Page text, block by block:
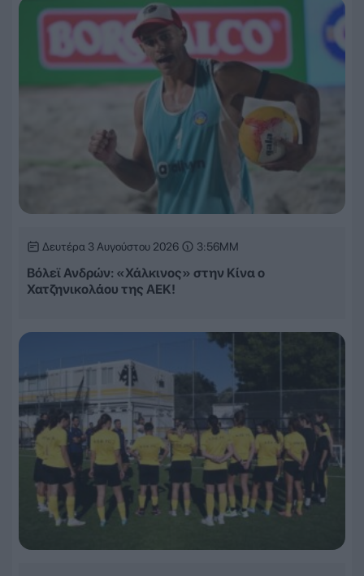
Δευτέρα 3 Αυγούστου 2026 3:56ΜΜ
Βόλεϊ Ανδρών: «Χάλκινος» στην Κίνα ο
Χατζηνικολάου της ΑΕΚ!